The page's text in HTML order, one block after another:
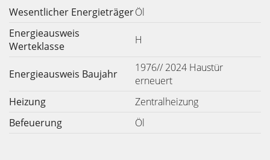
Wesentlicher EnergieträgerÖl
Energieausweis
Werteklasse
H
Energieausweis Baujahr
1976// 2024 Haustür
erneuert
Heizung
Zentralheizung
Befeuerung
Öl